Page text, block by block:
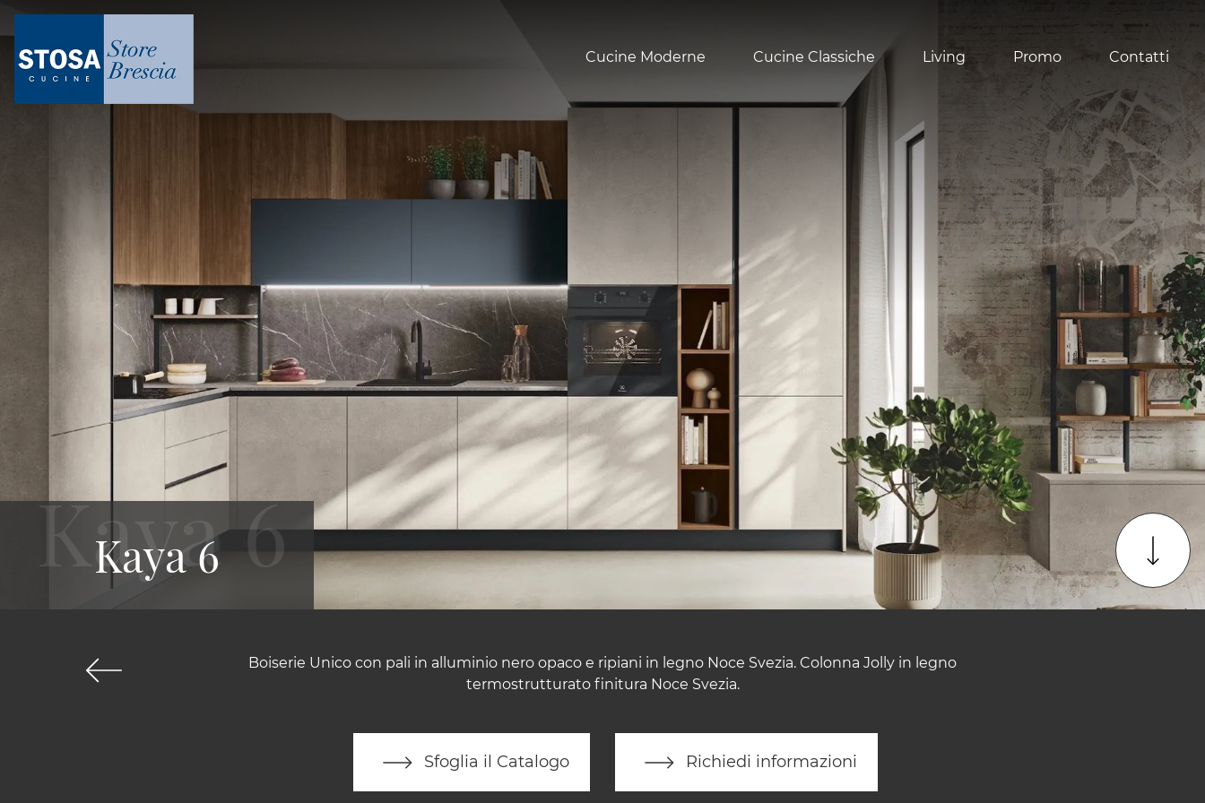
Cucine Moderne Cucine Classiche Living Promo Contatti
Boiserie Unico con pali in alluminio nero opaco e ripiani in legno Noce Svezia. Colonna Jolly in legno
termostrutturato finitura Noce Svezia.
Sfoglia il Catalogo Richiedi informazioni
Kaya 6